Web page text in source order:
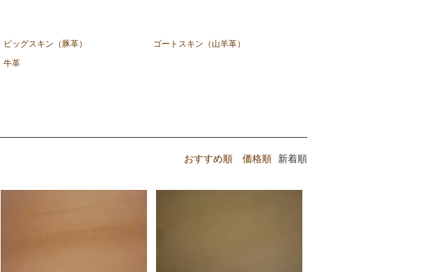
ピッグスキン（豚革）
ゴートスキン（山羊革）
牛革
おすすめ順 価格順 新着順